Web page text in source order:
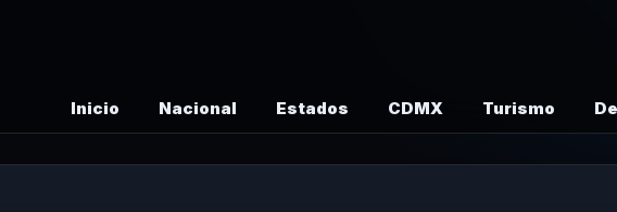
Inicio Nacional Estados CDMX Turismo